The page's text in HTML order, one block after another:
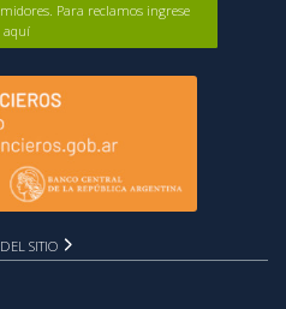
Para reclamos ingrese
aquí
SITIO